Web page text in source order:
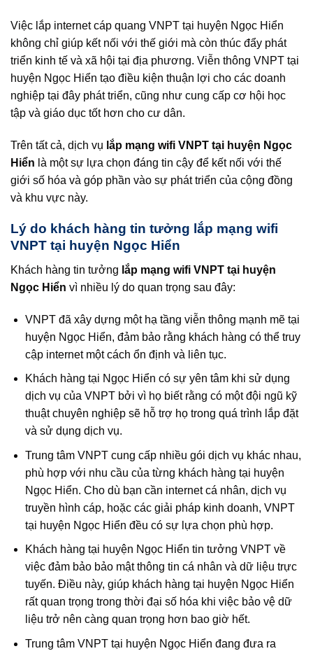
Việc lắp internet cáp quang VNPT tại huyện Ngọc Hiển
không chỉ giúp kết nối với thế giới mà còn thúc đẩy phát
triển kinh tế và xã hội tại địa phương. Viễn thông VNPT tại
huyện Ngọc Hiển tạo điều kiện thuận lợi cho các doanh
nghiệp tại đây phát triển, cũng như cung cấp cơ hội học
tập và giáo dục tốt hơn cho cư dân.
Trên tất cả, dịch vụ lắp mạng wifi VNPT tại huyện Ngọc
Hiển là một sự lựa chọn đáng tin cậy để kết nối với thế
giới số hóa và góp phần vào sự phát triển của cộng đồng
và khu vực này.
Lý do khách hàng tin tưởng lắp mạng wifi
VNPT tại huyện Ngọc Hiển
Khách hàng tin tưởng lắp mạng wifi VNPT tại huyện
Ngọc Hiển vì nhiều lý do quan trọng sau đây:
VNPT đã xây dựng một hạ tầng viễn thông mạnh mẽ tại
huyện Ngọc Hiển, đảm bảo rằng khách hàng có thể truy
cập internet một cách ổn định và liên tục.
Khách hàng tại Ngọc Hiển có sự yên tâm khi sử dụng
dịch vụ của VNPT bởi vì họ biết rằng có một đội ngũ kỹ
thuật chuyên nghiệp sẽ hỗ trợ họ trong quá trình lắp đặt
và sử dụng dịch vụ.
Trung tâm VNPT cung cấp nhiều gói dịch vụ khác nhau,
phù hợp với nhu cầu của từng khách hàng tại huyện
Ngọc Hiển. Cho dù bạn cần internet cá nhân, dịch vụ
truyền hình cáp, hoặc các giải pháp kinh doanh, VNPT
tại huyện Ngọc Hiển đều có sự lựa chọn phù hợp.
Khách hàng tại huyện Ngọc Hiển tin tưởng VNPT về
việc đảm bảo bảo mật thông tin cá nhân và dữ liệu trực
tuyến. Điều này, giúp khách hàng tại huyện Ngọc Hiển
rất quan trọng trong thời đại số hóa khi việc bảo vệ dữ
liệu trở nên càng quan trọng hơn bao giờ hết.
Trung tâm VNPT tại huyện Ngọc Hiển đang đưa ra